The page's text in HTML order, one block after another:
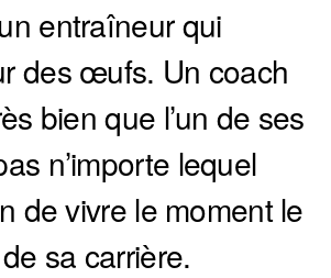
entraîneur qui
des œufs. Un coach
bien que l’un de ses
n’importe lequel
de vivre le moment le
sa carrière.